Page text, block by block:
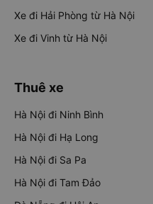
Xe đi Hải Phòng từ Hà Nội
Xe đi Vinh từ Hà Nội
Thuê xe
Hà Nội đi Ninh Bình
Hà Nội đi Hạ Long
Hà Nội đi Sa Pa
Hà Nội đi Tam Đảo